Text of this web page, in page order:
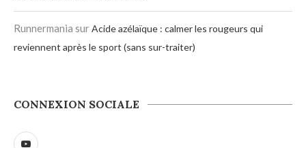
Runnermania surAcide azélaïque : calmer les rougeurs qui
reviennent après le sport (sans sur-traiter)
CONNEXION SOCIALE